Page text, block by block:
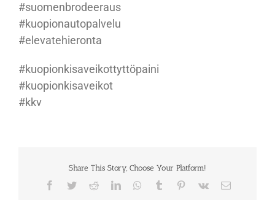
#suomenbrodeeraus
#kuopionautopalvelu
#elevatehieronta
#kuopionkisaveikottyttöpaini
#kuopionkisaveikot
#kkv
Share This Story, Choose Your Platform!
Facebook
TwitterRedditLinkedInWhatsApp
Tumblr Pinterest
Vk Sähköposti